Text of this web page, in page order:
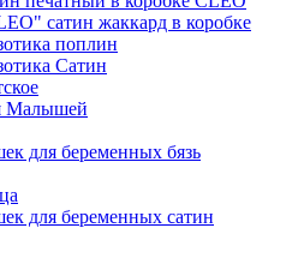
сатин жаккард в коробке
поплин
Сатин
Малышей
для беременных бязь
для беременных сатин